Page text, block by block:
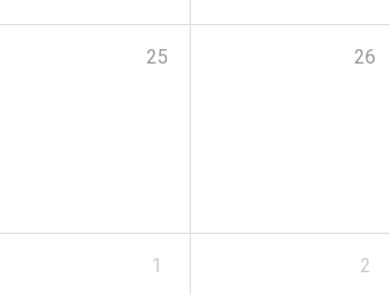
25 26
1 2